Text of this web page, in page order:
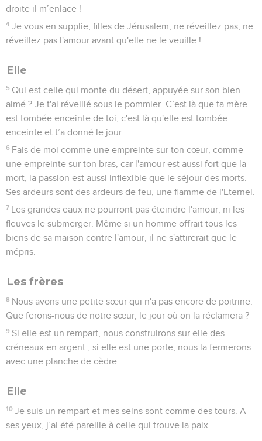
droite il m’enlace !
4 Je vous en supplie, filles de Jérusalem, ne réveillez pas, ne
réveillez pas l'amour avant qu'elle ne le veuille !
Elle
5 Qui est celle qui monte du désert, appuyée sur son bien-
aimé ? Je t'ai réveillé sous le pommier. C’est là que ta mère
est tombée enceinte de toi, c'est là qu'elle est tombée
enceinte et t’a donné le jour.
6 Fais de moi comme une empreinte sur ton cœur, comme
une empreinte sur ton bras, car l'amour est aussi fort que la
mort, la passion est aussi inflexible que le séjour des morts.
Ses ardeurs sont des ardeurs de feu, une flamme de l'Eternel.
7 Les grandes eaux ne pourront pas éteindre l'amour, ni les
fleuves le submerger. Même si un homme offrait tous les
biens de sa maison contre l'amour, il ne s'attirerait que le
mépris.
Les frères
8 Nous avons une petite sœur qui n'a pas encore de poitrine.
Que ferons-nous de notre sœur, le jour où on la réclamera ?
9 Si elle est un rempart, nous construirons sur elle des
créneaux en argent ; si elle est une porte, nous la fermerons
avec une planche de cèdre.
Elle
10 Je suis un rempart et mes seins sont comme des tours. A
ses yeux, j’ai été pareille à celle qui trouve la paix.